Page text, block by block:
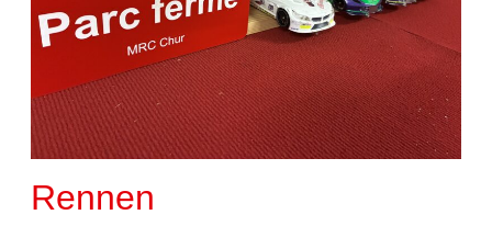
Rennen